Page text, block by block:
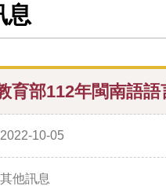
息
育部112年閩南語
2022-10-05
其他訊息